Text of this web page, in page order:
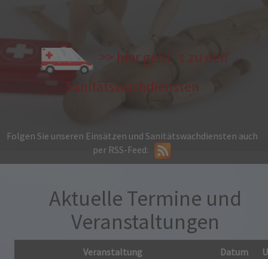
>> hier geht´s zu den
Sanitätswachdiensten
Folgen Sie unseren Einsätzen und Sanitätswachdiensten auch
per RSS-Feed:
Aktuelle Termine und
Veranstaltungen
Veranstaltung Datum